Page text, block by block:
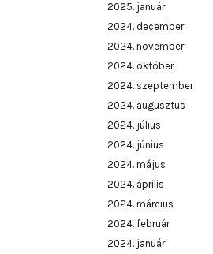
2025. január
2024. december
2024. november
2024. október
2024. szeptember
2024. augusztus
2024. július
2024. június
2024. május
2024. április
2024. március
2024. február
2024. január